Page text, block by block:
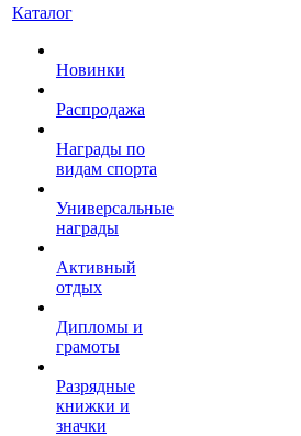
Каталог
Новинки
Распродажа
Награды по
видам спорта
Универсальные
награды
Активный
отдых
Дипломы и
грамоты
Разрядные
книжки и
значки